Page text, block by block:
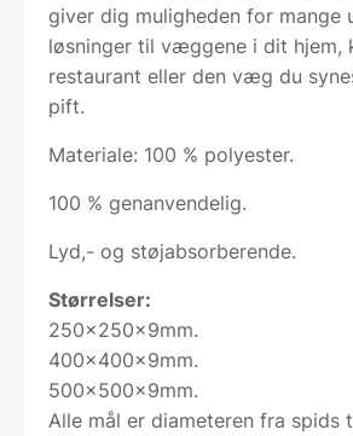
giver dig muligheden for mange
løsninger til væggene i dit hjem,
restaurant eller den væg du
pift.
Materiale: 100 % polyester.
100 % genanvendelig.
Lyd,- og støjabsorberende.
Størrelser:
250x250x9mm.
400x400x9mm.
500x500x9mm.
Alle mål er diameteren fra spids